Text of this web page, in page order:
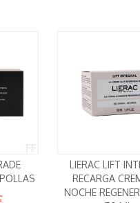
LIERAC LIFT
RECARGA
NOCHE